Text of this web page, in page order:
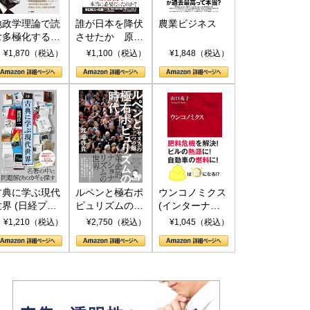
政学理論で読
多極化する世
トランプと
¥1,870（税込）
誰が日本を降伏
させたか 原爆
投下、ソ連参
(PHP新書)
¥1,100（税込）
農業ビジネス
¥1,848（税込）
典に学ぶ現代
界 (日経プレ
アシリーズ)
¥1,210（税込）
ルペンと極右ポ
ピュリズムの時
代：〈ヤヌス〉
¥2,750（税込）
ウンコノミクス
(インターナシ
ョナル新書)
¥1,045（税込）